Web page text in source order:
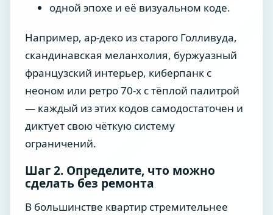
одной эпохе и её визуальном коде.
Например, ар-деко из старого Голливуда,
скандинавская меланхолия, буржуазный
французский интерьер, киберпанк с
неоном или ретро 70-х с тёплой палитрой
— каждый из этих кодов самодостаточен и
диктует свою чёткую систему
ограничений.
Шаг 2. Определите, что можно
сделать без ремонта
В большинстве квартир стремительнее